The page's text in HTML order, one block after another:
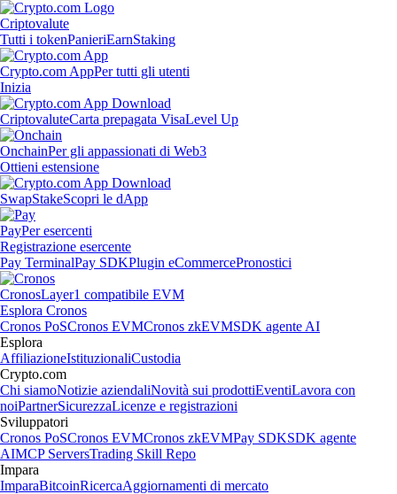
Criptovalute
Tutti i tokenPanieriEarnStaking
Crypto.com AppPer tutti gli utenti
Inizia
CriptovaluteCarta prepagata VisaLevel Up
OnchainPer gli appassionati di Web3
Ottieni estensione
SwapStakeScopri le dApp
PayPer esercenti
Registrazione esercente
Pay TerminalPay SDKPlugin eCommercePronostici
CronosLayer1 compatibile EVM
Esplora Cronos
Cronos PoSCronos EVMCronos zkEVMSDK agente AI
Esplora
AffiliazioneIstituzionaliCustodia
Crypto.com
Chi siamoNotizie aziendaliNovità sui prodottiEventiLavora con
noiPartnerSicurezzaLicenze e registrazioni
Sviluppatori
Cronos PoSCronos EVMCronos zkEVMPay SDKSDK agente
AIMCP ServersTrading Skill Repo
Impara
ImparaBitcoinRicercaAggiornamenti di mercato